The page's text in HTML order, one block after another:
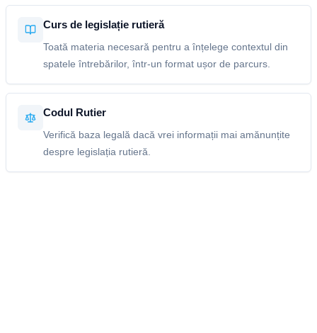
Curs de legislație rutieră
Toată materia necesară pentru a înțelege contextul din
spatele întrebărilor, într-un format ușor de parcurs.
Codul Rutier
Verifică baza legală dacă vrei informații mai amănunțite
despre legislația rutieră.